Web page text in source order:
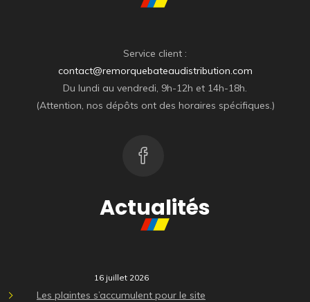
Service client :
contact@remorquebateaudistribution.com
Du lundi au vendredi, 9h-12h et 14h-18h.
(Attention, nos dépôts ont des horaires spécifiques.)
Actualités
16 juillet 2026
Les plaintes s’accumulent pour le site